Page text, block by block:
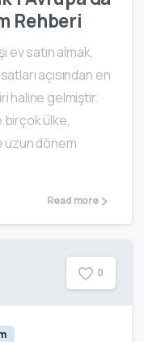
Rehberi
ev satın almak,
açısından en
haline gelmiştir.
birçok ülke,
uzun dönem
Read more
0